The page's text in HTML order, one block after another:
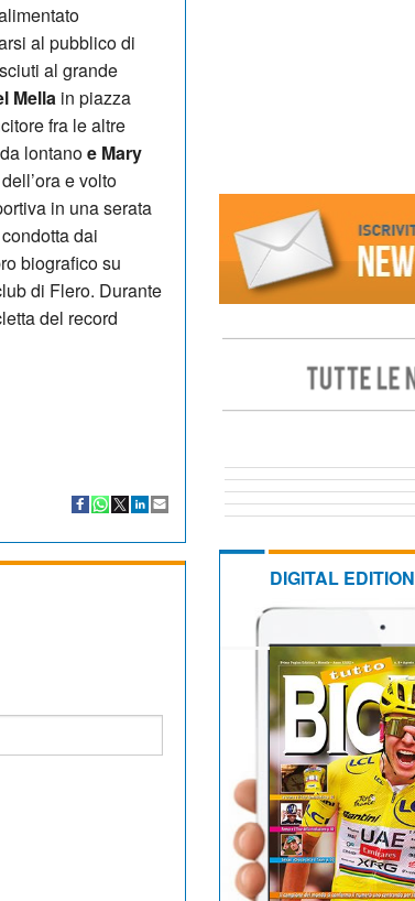
al pubblico di
al grande
Mella in piazza
fra le altre
lontanoe Mary
e volto
in una serata
dai
biografico su
di Flero. Durante
del record
DIGITAL EDITION